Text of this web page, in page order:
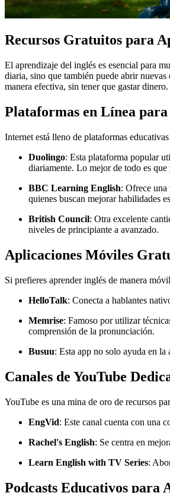
Recursos Gratuitos para
El aprendizaje del inglés es esencial para
diaria, sino que también puede abrir
manera efectiva, sin tener que gastar
Plataformas en Línea
Internet está lleno de plataformas
Duolingo: Esta plataforma popular
diariamente. Lo mejor de todo es que
BBC Learning English: Ofrece una
quienes buscan mejorar habilidades
British Council: Otra excelente
niveles de principiante a avanzado.
Aplicaciones Móviles
Si prefieres aprender inglés de manera
HelloTalk: Conecta a hablantes
Memrise: Famoso por utilizar
comprensión de la pronunciación.
Busuu: Esta app no solo ayuda en
Canales de YouTube
YouTube es una mina de oro de recursos
EngVid: Este canal cuenta con una
Rachel's English: Se centra en
Learn English with TV Series:
Podcasts Educativos para